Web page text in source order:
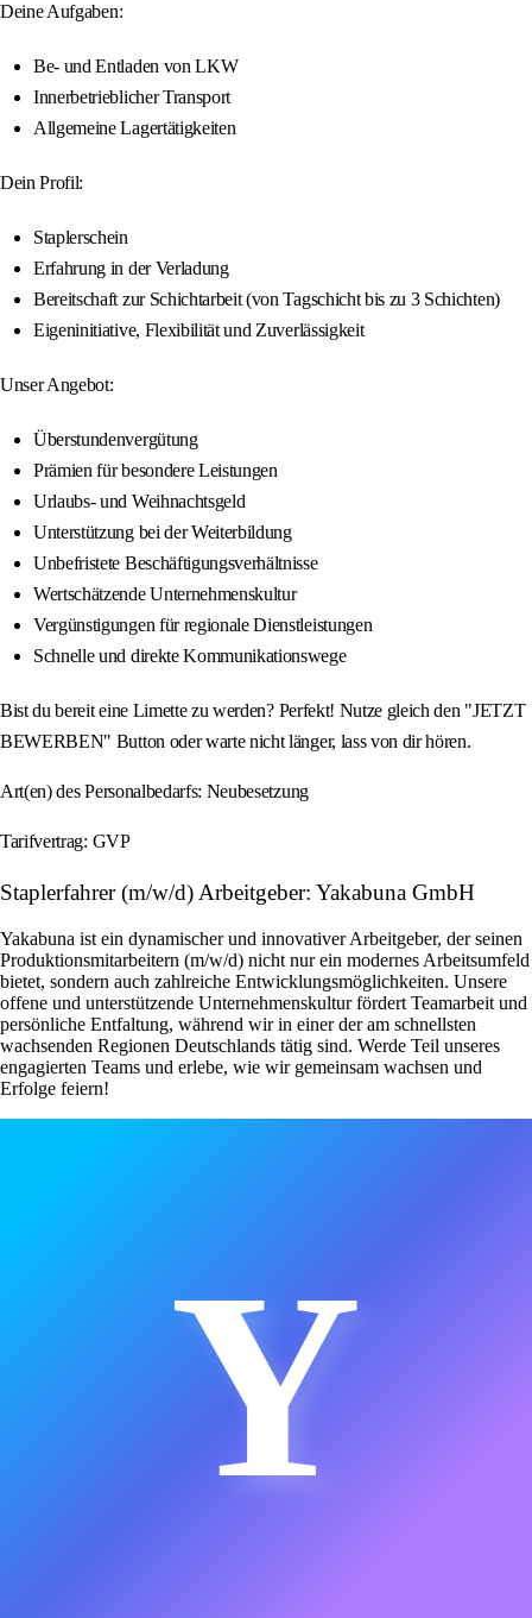
Deine Aufgaben:
Be- und Entladen von LKW
Innerbetrieblicher Transport
Allgemeine Lagertätigkeiten
Dein Profil:
Staplerschein
Erfahrung in der Verladung
Bereitschaft zur Schichtarbeit (von Tagschicht bis zu 3 Schichten)
Eigeninitiative, Flexibilität und Zuverlässigkeit
Unser Angebot:
Überstundenvergütung
Prämien für besondere Leistungen
Urlaubs- und Weihnachtsgeld
Unterstützung bei der Weiterbildung
Unbefristete Beschäftigungsverhältnisse
Wertschätzende Unternehmenskultur
Vergünstigungen für regionale Dienstleistungen
Schnelle und direkte Kommunikationswege
Bist du bereit eine Limette zu werden? Perfekt! Nutze gleich den "JETZT
BEWERBEN" Button oder warte nicht länger, lass von dir hören.
Art(en) des Personalbedarfs: Neubesetzung
Tarifvertrag: GVP
Staplerfahrer (m/w/d) Arbeitgeber: Yakabuna GmbH
Yakabuna ist ein dynamischer und innovativer Arbeitgeber, der seinen
Produktionsmitarbeitern (m/w/d) nicht nur ein modernes Arbeitsumfeld
bietet, sondern auch zahlreiche Entwicklungsmöglichkeiten. Unsere
offene und unterstützende Unternehmenskultur fördert Teamarbeit und
persönliche Entfaltung, während wir in einer der am schnellsten
wachsenden Regionen Deutschlands tätig sind. Werde Teil unseres
engagierten Teams und erlebe, wie wir gemeinsam wachsen und
Erfolge feiern!
Y